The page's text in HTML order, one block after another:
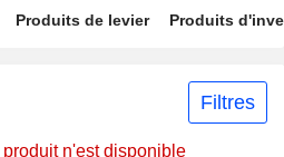
Produits de levier Produits
Filtres
n'est disponible